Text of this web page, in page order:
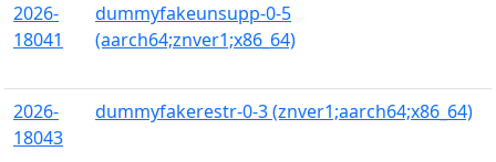
2026-
18041
dummyfakeunsupp-0-5
(aarch64;znver1;x86_64)
2026-
18043
dummyfakerestr-0-3 (znver1;aarch64;x86_64)